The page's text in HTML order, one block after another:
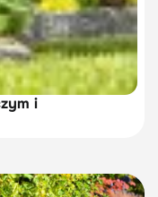
i